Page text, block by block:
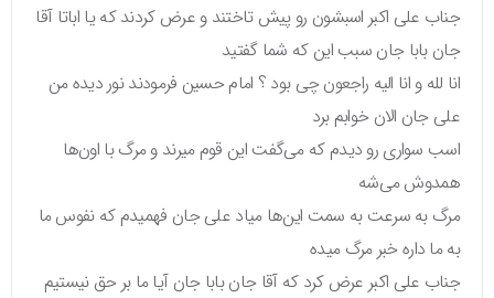
جناب علی اکبر اسبشون رو پیش تاختند و عرض کردند که یا اباتا آقا
جان بابا جان سبب این که شما گفتید
انا لله و انا الیه راجعون چی بود ؟ امام حسین فرمودند نور دیده من
علی جان الان خوابم برد
اسب سواری رو دیدم که می‌گفت این قوم میرند و مرگ با اون‌ها
همدوش می‌شه
مرگ به سرعت به سمت این‌ها میاد علی جان فهمیدم که نفوس ما
به ما داره خبر مرگ میده
جناب علی اکبر عرض کرد که آقا جان بابا جان آیا ما بر حق نیستیم